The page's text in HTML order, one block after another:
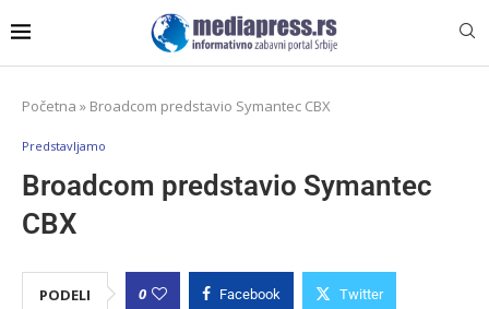
Početna » Broadcom predstavio Symantec CBX
Predstavljamo
Broadcom predstavio Symantec
CBX
PODELI 0 Facebook Twitter